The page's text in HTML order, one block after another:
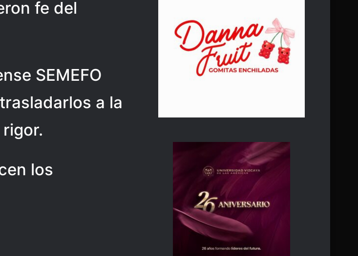
fe del
SEMEFO
a la
los